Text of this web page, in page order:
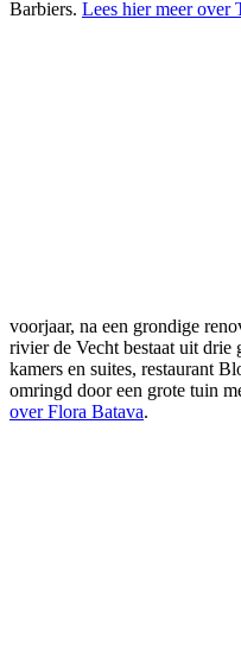
Barbiers. Lees hier meer over
voorjaar, na een grondige
rivier de Vecht bestaat uit drie
kamers en suites, restaurant
omringd door een grote tuin
over Flora Batava.